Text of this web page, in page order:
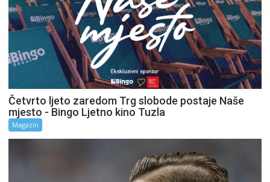
Četvrto ljeto zaredom Trg slobode postaje Naše
mjesto - Bingo Ljetno kino Tuzla
Magazin